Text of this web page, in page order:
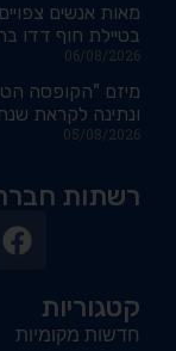
מאות אנשים
בטיילת חוף דדו
06/08/2026
מיזם "הקופסה
ונתינה לקראת
05/08/2026
רשתות
קטגוריות
חדשות מקומיות